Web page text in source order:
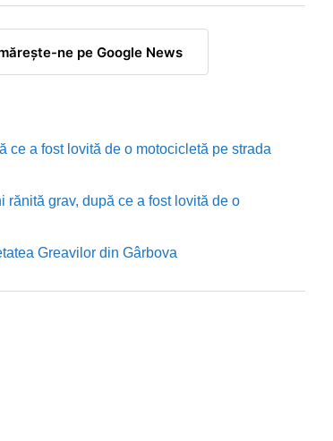
ne pe Google News
ce a fost lovită de o motocicletă pe strada
grav, după ce a fost lovită de o
Greavilor din Gârbova